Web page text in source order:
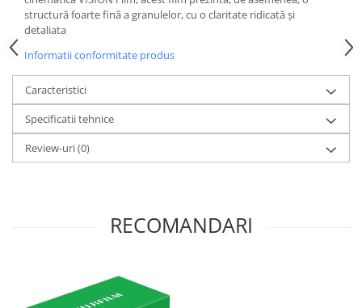
Huse protectie card memorie
Grip-uri
LCD protectie
Recordere audio digitale
Acumulatori si baterii
Acumulatori Foto
Huse protectie acumulatori foto
Tablete grafice
structură foarte fină a granulelor, cu o claritate ridicată și
detaliata
Informatii conformitate produs
Caracteristici
Specificatii tehnice
Review-uri(0)
RECOMANDARI